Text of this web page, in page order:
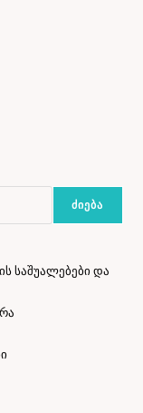
ᲫᲘᲔᲑᲐ
საშუალებები და